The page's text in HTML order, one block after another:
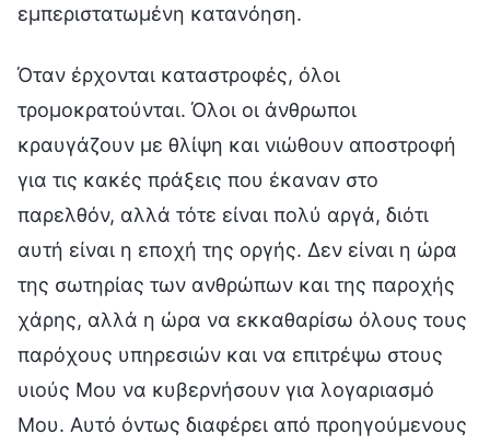
εμπεριστατωμένη κατανόηση.
Όταν έρχονται καταστροφές, όλοι
τρομοκρατούνται. Όλοι οι άνθρωποι
κραυγάζουν με θλίψη και νιώθουν αποστροφή
για τις κακές πράξεις που έκαναν στο
παρελθόν, αλλά τότε είναι πολύ αργά, διότι
αυτή είναι η εποχή της οργής. Δεν είναι η ώρα
της σωτηρίας των ανθρώπων και της παροχής
χάρης, αλλά η ώρα να εκκαθαρίσω όλους τους
παρόχους υπηρεσιών και να επιτρέψω στους
υιούς Μου να κυβερνήσουν για λογαριασμό
Μου. Αυτό όντως διαφέρει από προηγούμενους